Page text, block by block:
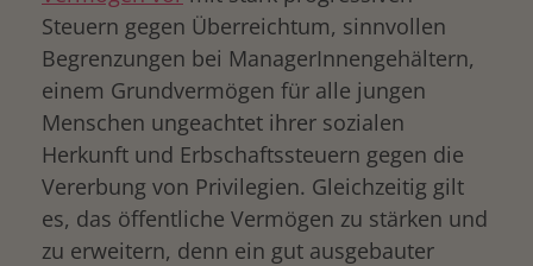
Steuern gegen Überreichtum, sinnvollen
Begrenzungen bei ManagerInnengehältern,
einem Grundvermögen für alle jungen
Menschen ungeachtet ihrer sozialen
Herkunft und Erbschaftssteuern gegen die
Vererbung von Privilegien. Gleichzeitig gilt
es, das öffentliche Vermögen zu stärken und
zu erweitern, denn ein gut ausgebauter